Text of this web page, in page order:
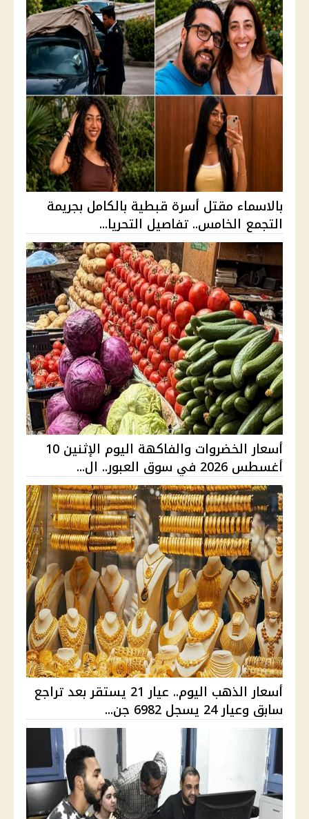
بالاسماء مقتل أسرة قبطية بالكامل بجريمة
التجمع الخامس.. تفاصيل التحريا...
أسعار الخضروات والفاكهة اليوم الإثنين 10
أغسطس 2026 في سوق العبور.. ال...
أسعار الذهب اليوم.. عيار 21 يستقر بعد تراجع
سابق وعيار 24 يسجل 6982 جن...